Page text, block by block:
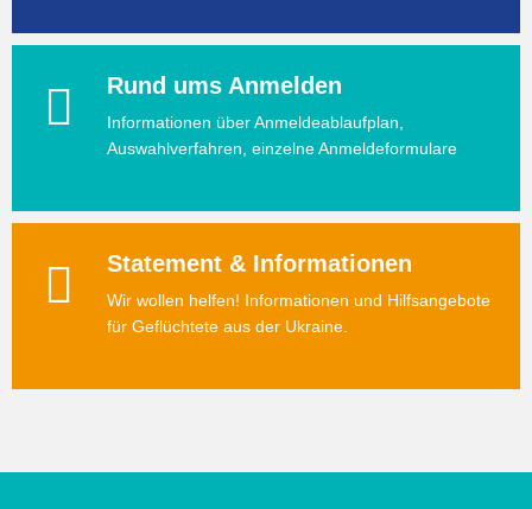
Rund ums Anmelden
Informationen über Anmeldeablaufplan,
Auswahlverfahren, einzelne Anmeldeformulare
Statement & Informationen
Wir wollen helfen! Informationen und Hilfsangebote
für Geflüchtete aus der Ukraine.